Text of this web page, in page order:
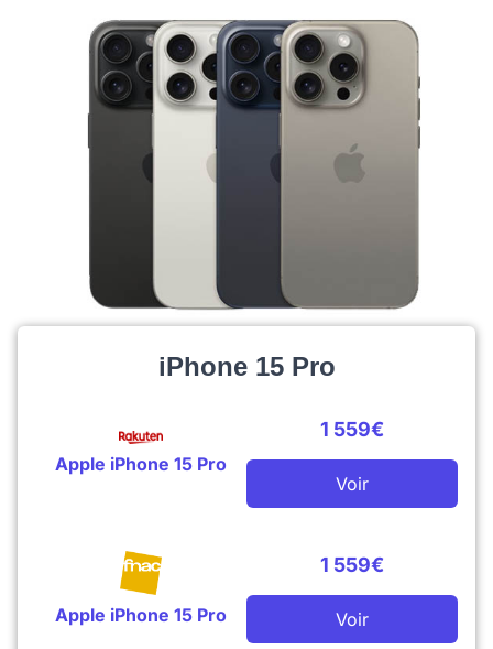
iPhone 15 Pro
Apple iPhone 15 Pro
1 559€
Voir
Apple iPhone 15 Pro
1 559€
Voir